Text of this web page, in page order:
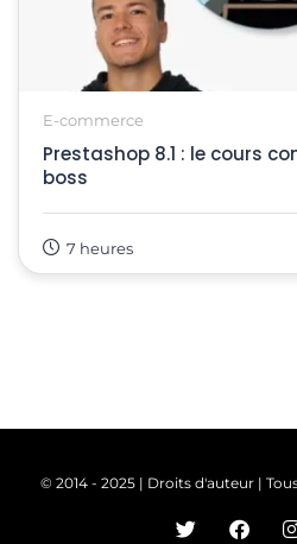
E-commerce
Prestashop 8.1 : le cours
boss
7 heures
© 2014 - 2025 | Droits d'auteur |